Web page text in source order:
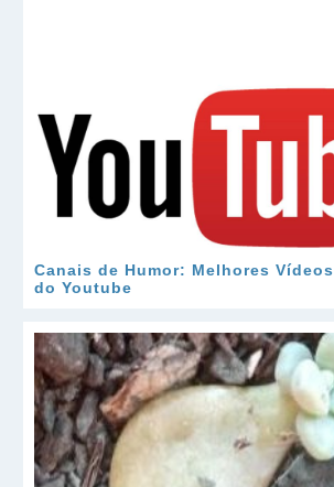
Canais de Humor: Melhores
do Youtube